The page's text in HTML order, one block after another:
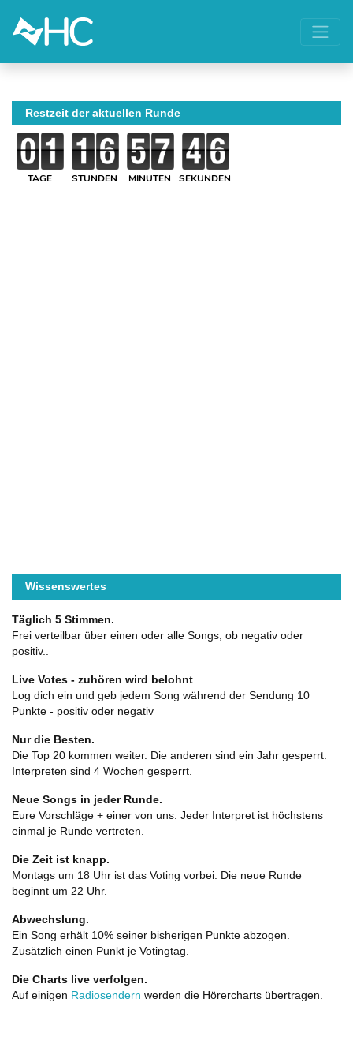
Restzeit der aktuellen Runde
TAGE STUNDEN MINUTEN SEKUNDEN
Wissenswertes
Täglich 5 Stimmen.
Frei verteilbar über einen oder alle Songs, ob negativ oder
positiv..
Live Votes - zuhören wird belohnt
Log dich ein und geb jedem Song während der Sendung 10
Punkte - positiv oder negativ
Nur die Besten.
Die Top 20 kommen weiter. Die anderen sind ein Jahr gesperrt.
Interpreten sind 4 Wochen gesperrt.
Neue Songs in jeder Runde.
Eure Vorschläge + einer von uns. Jeder Interpret ist höchstens
einmal je Runde vertreten.
Die Zeit ist knapp.
Montags um 18 Uhr ist das Voting vorbei. Die neue Runde
beginnt um 22 Uhr.
Abwechslung.
Ein Song erhält 10% seiner bisherigen Punkte abzogen.
Zusätzlich einen Punkt je Votingtag.
Die Charts live verfolgen.
Auf einigen Radiosendern werden die Hörercharts übertragen.